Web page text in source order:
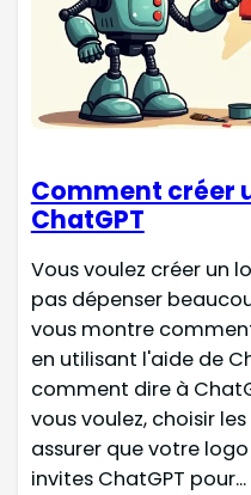
Comment créer
ChatGPT
Vous voulez créer un
pas dépenser
vous montre
en utilisant l'aide de
comment dire à
vous voulez, choisir
assurer que votre
invites ChatGPT pour...